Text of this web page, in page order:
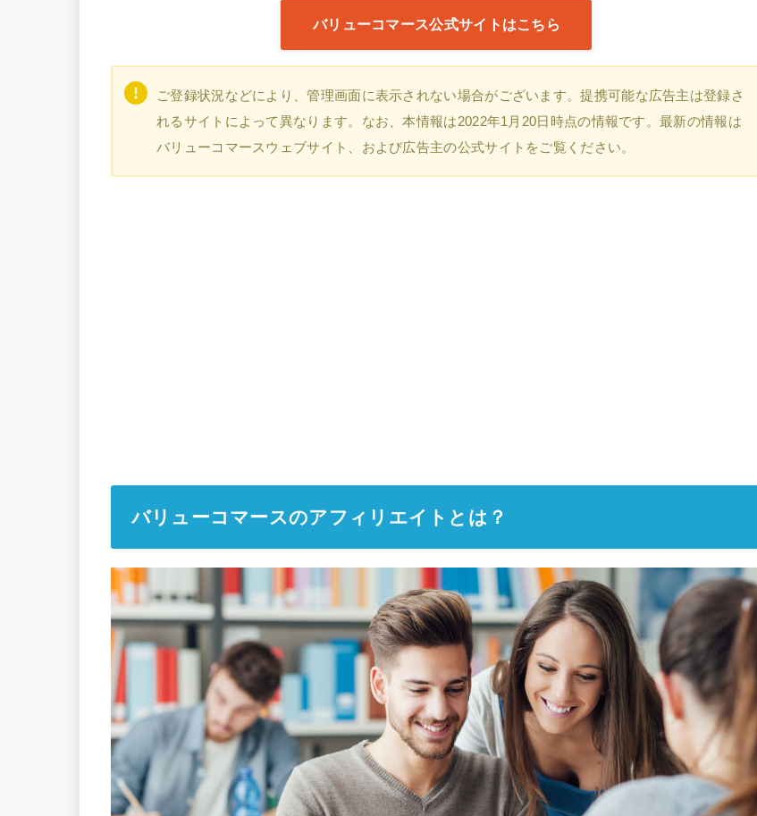
バリューコマース公式サイトはこちら
ご登録状況などにより、管理画面に表示されない場合がございます。提携可能な広告主は登録さ
れるサイトによって異なります。なお、本情報は2022年1月20日時点の情報です。最新の情報は
バリューコマースウェブサイト、および広告主の公式サイトをご覧ください。
バリューコマースのアフィリエイトとは？